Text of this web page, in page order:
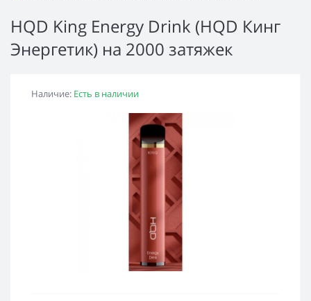
HQD King Energy Drink (HQD Кинг
Энергетик) на 2000 затяжек
Наличие: Есть в наличии